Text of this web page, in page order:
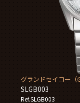
グランドセイコー（
SLGB003
Ref.SLGB003